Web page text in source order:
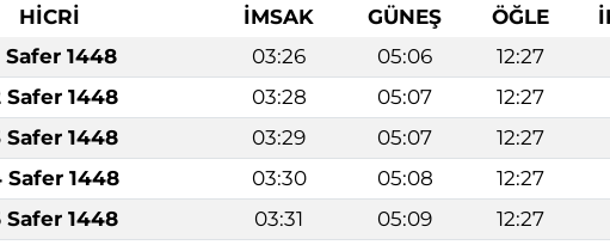
HİCRİ İMSAK GÜNEŞ ÖĞLE
Safer 1448 03:26 05:06 12:27
Safer 1448 03:28 05:07 12:27
Safer 1448 03:29 05:07 12:27
Safer 1448 03:30 05:08 12:27
Safer 1448 03:31 05:09 12:27